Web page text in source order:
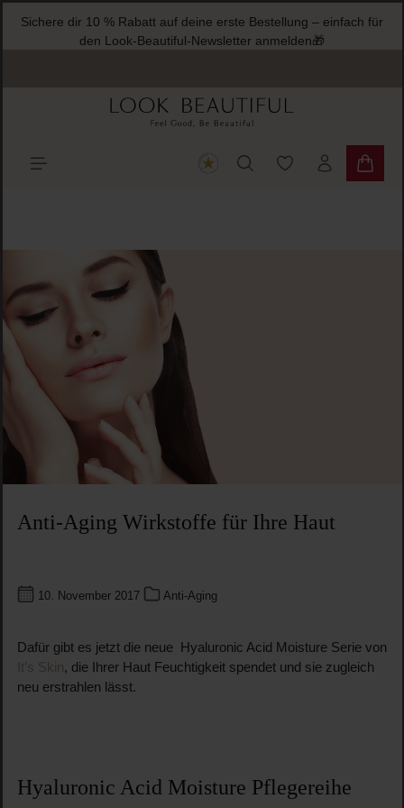
springen
Sichere dir 10 % Rabatt auf deine erste Bestellung – einfach für
den Look-Beautiful-Newsletter anmelden🎁
Du hast 0
Anti-Aging Wirkstoffe für Ihre Haut
10. November 2017 Anti-Aging
Dafür gibt es jetzt die neue Hyaluronic Acid Moisture Serie von
It’s Skin, die Ihrer Haut Feuchtigkeit spendet und sie zugleich
neu erstrahlen lässt.
Hyaluronic Acid Moisture Pflegereihe